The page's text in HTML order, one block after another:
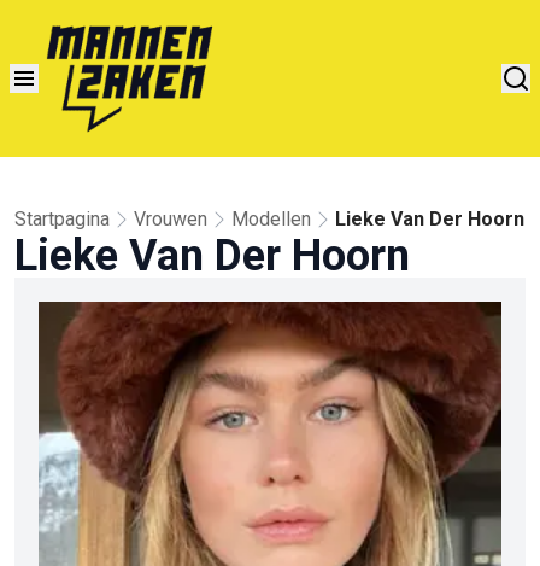
Startpagina Vrouwen Modellen Lieke Van Der Hoorn
Lieke Van Der Hoorn